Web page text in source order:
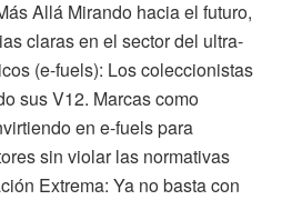
Allá Mirando hacia el futuro,
claras en el sector del ultra-
(e-fuels): Los coleccionistas
sus V12. Marcas como
en e-fuels para
sin violar las normativas
Extrema: Ya no basta con